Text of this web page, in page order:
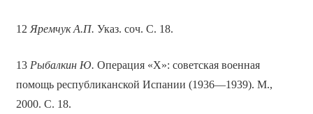
12 Яремчук А.П. Указ. соч. С. 18.
13 Рыбалкин Ю. Операция «Х»: советская военная
помощь республиканской Испании (1936—1939). М.,
2000. С. 18.